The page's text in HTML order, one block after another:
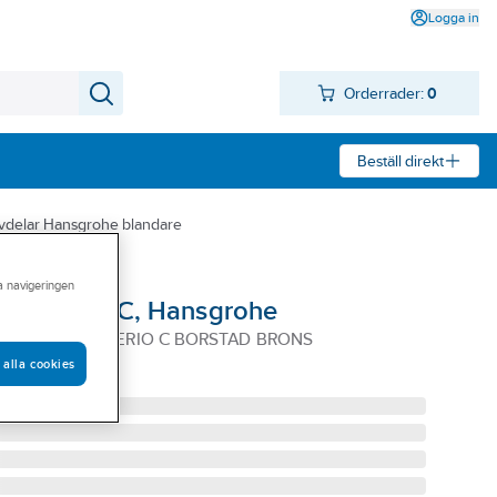
Logga in
Orderrader: 0
Beställ direkt
Hansgrohe blandare
Citterio C, Hansgrohe
AXOR CITTERIO C BORSTAD BRONS
navigeringen
alla cookies